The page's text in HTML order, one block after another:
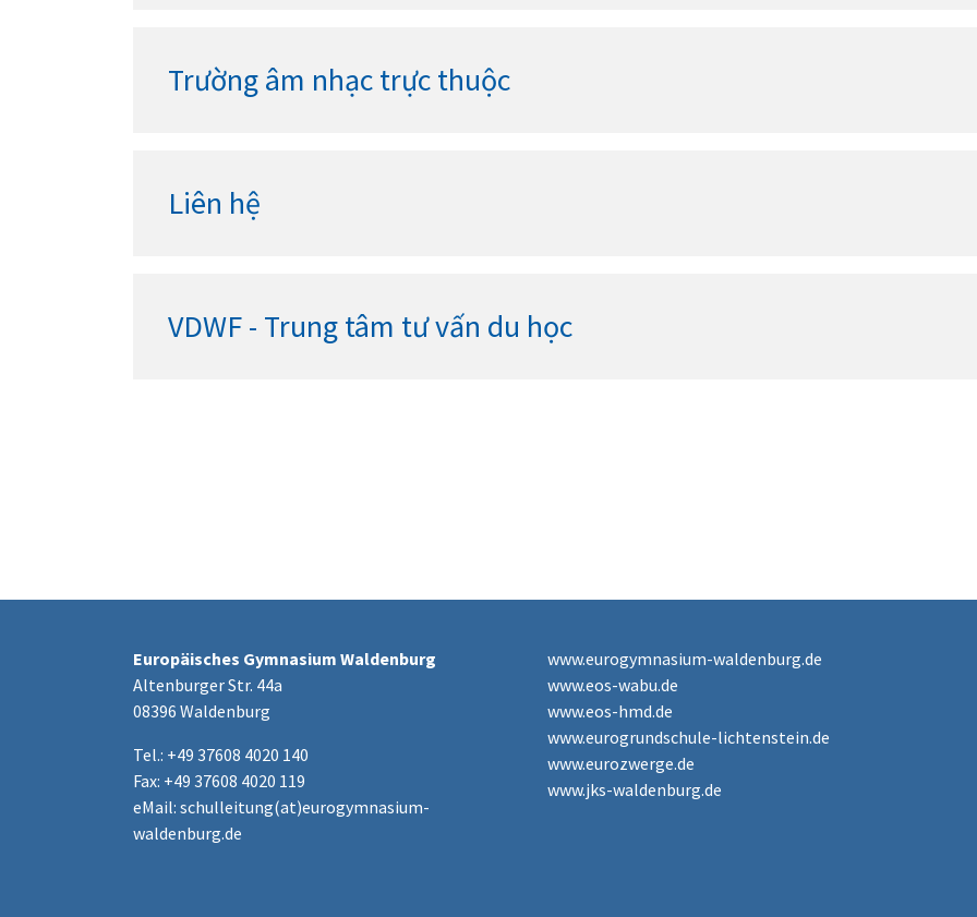
Trường âm nhạc trực thuộc
Liên hệ
VDWF - Trung tâm tư vấn du học
Europäisches Gymnasium Waldenburg
Altenburger Str. 44a
08396 Waldenburg
Tel.: +49 37608 4020 140
Fax: +49 37608 4020 119
eMail: schulleitung(at)eurogymnasium-
waldenburg.de
www.eurogymnasium-waldenburg.de
www.eos-wabu.de
www.eos-hmd.de
www.eurogrundschule-lichtenstein.de
www.eurozwerge.de
www.jks-waldenburg.de